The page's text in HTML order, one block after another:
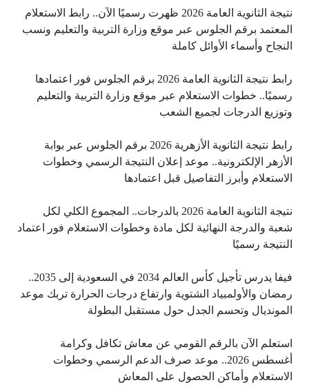
نتيجة الثانوية العامة 2026 ظهرت رسميًا الآن.. رابط الاستعلام
المعتمد برقم الجلوس عبر موقع وزارة التربية والتعليم ونسب
النجاح وأسماء الأوائل كاملة
رابط نتيجة الثانوية العامة 2026 برقم الجلوس فور اعتمادها
رسميًا.. خطوات الاستعلام عبر موقع وزارة التربية والتعليم
وتوزيع الدرجات لجميع الشعب
رابط نتيجة الثانوية الأزهرية 2026 برقم الجلوس عبر بوابة
الأزهر الإلكترونية.. موعد إعلان النتيجة الرسمي وخطوات
الاستعلام وأبرز التفاصيل قبل اعتمادها
نتيجة الثانوية العامة 2026 بالدرجات.. المجموع الكلي لكل
شعبة والدرجة النهائية لكل مادة وخطوات الاستعلام فور اعتماد
النتيجة رسميًا
فيفا يدرس تأجيل كأس العالم 2034 في السعودية إلى 2035..
رمضان والأولمبياد الشتوية وارتفاع درجات الحرارة تربك موعد
المونديال وتحسم الجدل حول مستقبل البطولة
استعلم الآن بالرقم القومي عن معاش تكافل وكرامة
أغسطس 2026.. موعد صرف الدعم الرسمي وخطوات
الاستعلام وأماكن الحصول على المعاش